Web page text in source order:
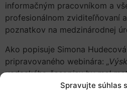
Spravujte súhlas
informačným pracovníkom a
profesionálnom zviditeľňovaní
poznatkov na medzinárodnej
Ako popisuje Simona
pripravovaného webinára:
vedeckého časopisu by mal
o trvalých identifikátoroch.